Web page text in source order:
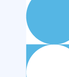
Conciencia
Solidaria
–
Bosques
Nativos
Chaco